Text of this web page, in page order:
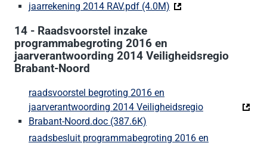
jaarrekening 2014 RAV.pdf (4.0M) (Deze link gaat naar
14 - Raadsvoorstel inzake
programmabegroting 2016 en
jaarverantwoording 2014 Veiligheidsregio
Brabant-Noord
raadsvoorstel begroting 2016 en
jaarverantwoording 2014 Veiligheidsregio
Brabant-Noord.doc (387.6K)
raadsbesluit programmabegroting 2016 en